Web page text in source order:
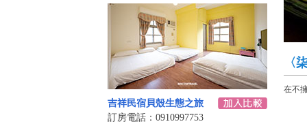
吉祥民宿貝殼生態之旅
訂房電話：0910997753
〈
在不